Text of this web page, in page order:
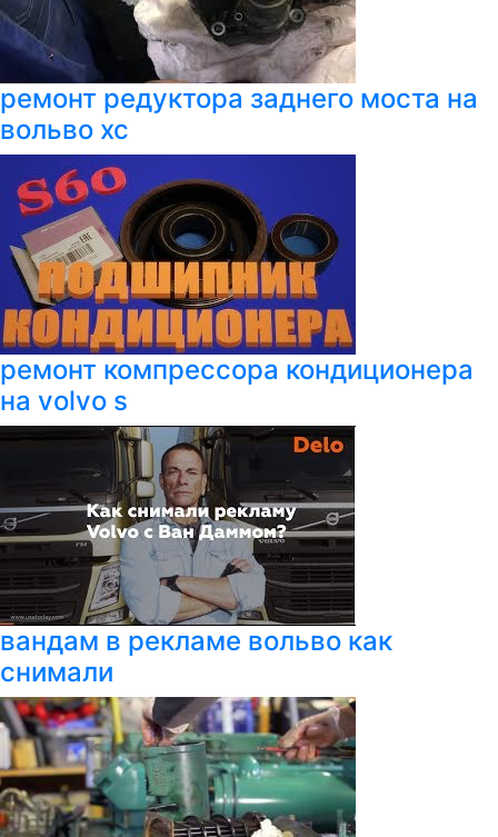
ремонт редуктора заднего моста на
вольво хс
ремонт компрессора кондиционера
на volvo s
вандам в рекламе вольво как
снимали